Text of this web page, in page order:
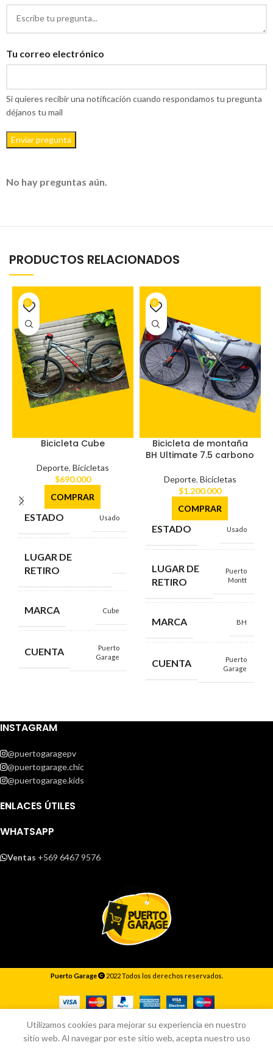
Tu correo electrónico
Si quieres recibir una notificación cuando respondamos tu pregunta
déjanos tu mail
Enviar pregunta
No hay preguntas aún.
PRODUCTOS RELACIONADOS
Bicicleta Cube
Deporte, Bicicletas
$690.000
COMPRAR
ESTADO Usado
LUGAR DE
RETIRO
MARCA Cube
CUENTA
Puerto
Garage
0
Bicicleta de montaña
BH Ultimate 7.5 carbono
Deporte, Bicicletas
$1.200.000
COMPRAR
ESTADO Usado
LUGAR DE
RETIRO
Puerto
Montt
MARCA BH
CUENTA
Puerto
Garage
0
INSTAGRAM
@puertogaragepv
@puertogarage.chic
@puertogarage.kids
ENLACES ÚTILES
WHATSAPP
Ventas +569 6467 9576
Puerto Garage 2022 Todos los derechos reservados.
Utilizamos cookies para mejorar su experiencia en nuestro
sitio web. Al navegar por este sitio web, acepta nuestro uso